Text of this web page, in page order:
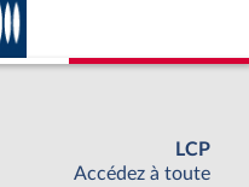
LCP
Accédez à toute